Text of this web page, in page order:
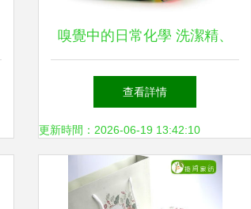
嗅覺中的日常化學 洗潔精、
洗手液與潔廁靈中香精添加特
點探析
查看詳情
更新時間：2026-06-19 13:42:10